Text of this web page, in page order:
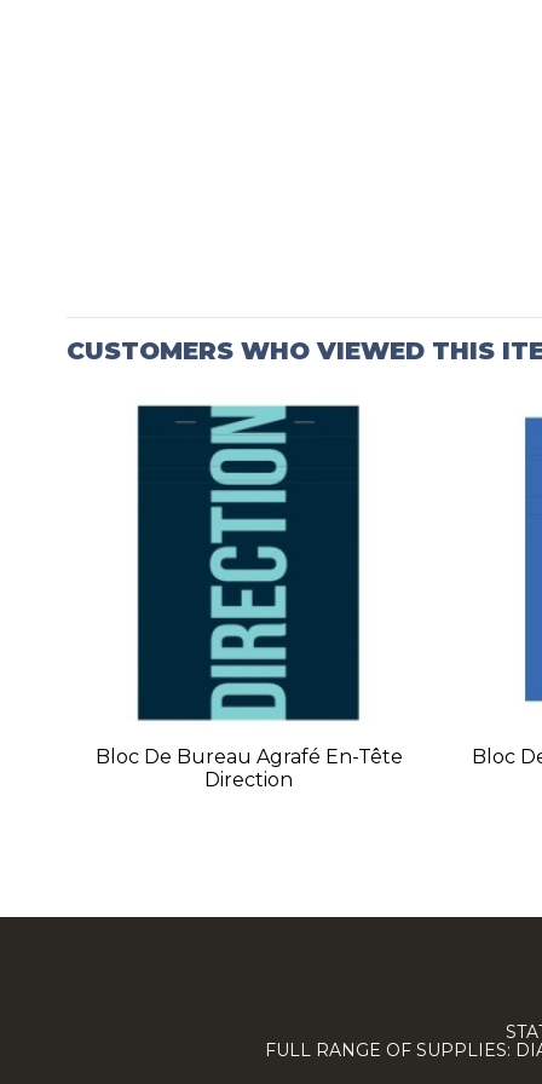
CUSTOMERS WHO VIEWED THIS
Bloc De Bureau Agrafé En-Tête
Direction
Bloc
FULL RANGE OF SUPPLIES: